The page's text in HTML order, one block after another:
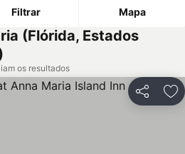
Filtrar Mapa
(Flórida, Estados
os resultados
Partilhar